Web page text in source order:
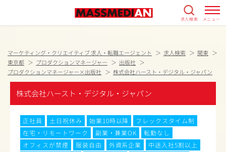
求人検索 メニュー
マーケティング・クリエイティブ 求人・転職エージェント 求人検索
関東
東京都
プロダクションマネージャー
出版社
プロダクションマネージャー×出版社
株式会社ハースト・デジタル・ジャパン
株式会社ハースト・デジタル・ジャパン
正社員 土日祝休み 始業10時以降
フレックスタイム制
在宅・リモートワーク
副業・兼業OK
転勤なし
オフィスが禁煙
服装自由 外資系企業
中途入社5割以上